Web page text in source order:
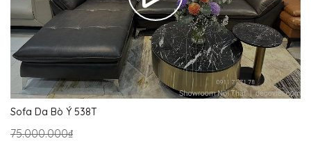
Sofa Da Bò Ý 538T
75.000.000₫